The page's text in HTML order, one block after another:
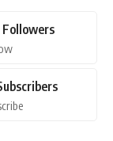
Followers